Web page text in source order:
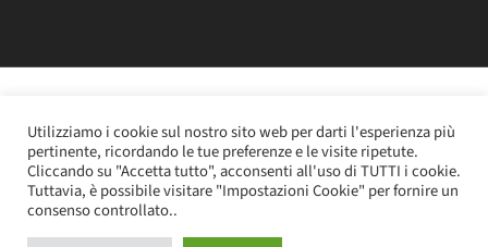
Angelo Frigerio -Cookie Policy–Privacy Policy- P.IVA
0362610964
Utilizziamo i cookie sul nostro sito web per darti l'esperienza più
pertinente, ricordando le tue preferenze e le visite ripetute.
Cliccando su "Accetta tutto", acconsenti all'uso di TUTTI i cookie.
Tuttavia, è possibile visitare "Impostazioni Cookie" per fornire un
consenso controllato..